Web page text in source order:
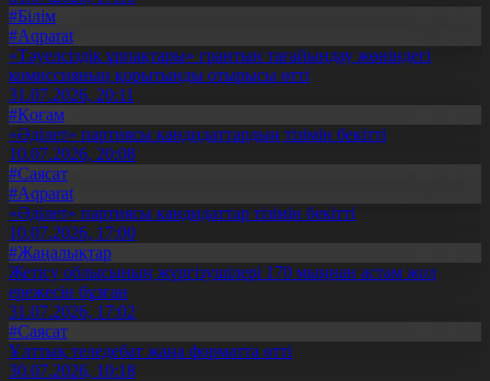
#Білім
#Aqparat
«Тәуелсіздік ұрпақтары» грантын тағайындау жөніндегі
комиссияның қорытынды отырысы өтті
31.07.2026, 20:11
#Қоғам
«Әділет» партиясы кандидаттардың тізімін бекітті
10.07.2026, 20:08
#Саясат
#Aqparat
«Әділет» партиясы кандидаттар тізімін бекітті
10.07.2026, 17:00
#Жаңалықтар
Жетісу облысының жүргізушілері 170 мыңнан астам жол
ережесін бұзған
31.07.2026, 17:02
#Саясат
Ұлттық теледебат жаңа форматта өтті
30.07.2026, 10:18